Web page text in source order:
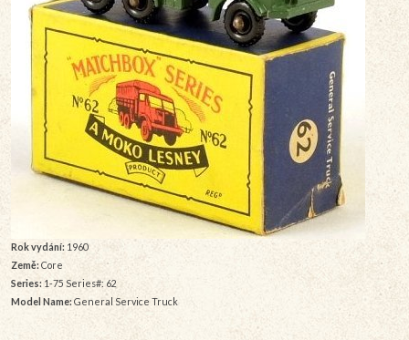
Rok vydání: 1960
Země: Core
Series:1-75 Series#: 62
Model Name:General Service Truck